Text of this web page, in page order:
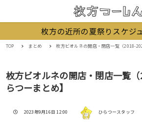
枚方の近所の夏祭りスケジ
TOP まとめ 枚方ビオルネの開店・閉店一覧（2018-
枚方ビオルネの開店・閉店一覧
らつーまとめ】
投稿日
2023年9月16日 12:00 著者 ひらつースタッフ